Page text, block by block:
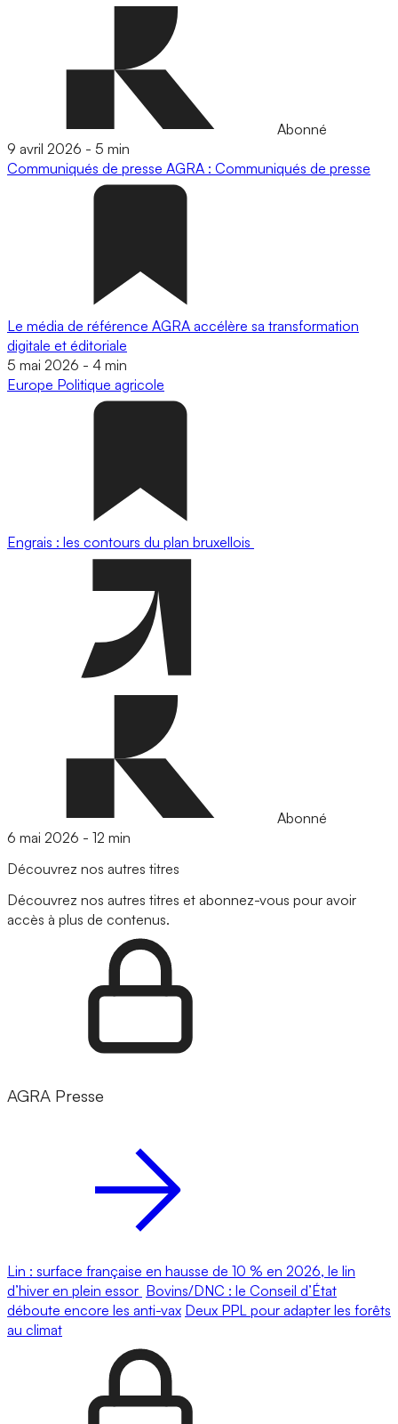
Abonné
9 avril 2026 - 5 min
Communiqués de presse AGRA : Communiqués de presse
Le média de référence AGRA accélère sa transformation
digitale et éditoriale
5 mai 2026 - 4 min
Europe Politique agricole
Engrais : les contours du plan bruxellois
Abonné
6 mai 2026 - 12 min
Découvrez nos autres titres
Découvrez nos autres titres et abonnez-vous pour avoir
accès à plus de contenus.
AGRA Presse
Lin : surface française en hausse de 10 % en 2026, le lin
d’hiver en plein essor Bovins/DNC : le Conseil d’État
déboute encore les anti-vax Deux PPL pour adapter les forêts
au climat